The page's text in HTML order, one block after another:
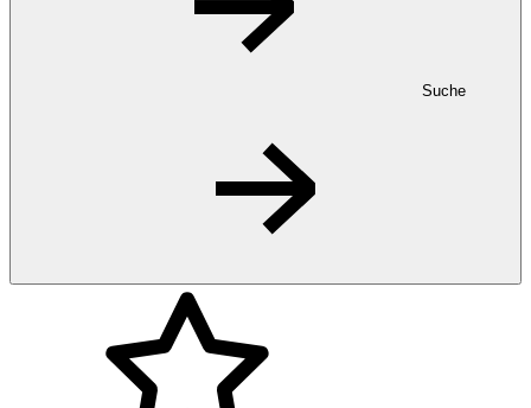
Suche